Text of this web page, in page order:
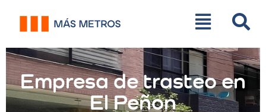
Empresa de trasteo en
El Peñon